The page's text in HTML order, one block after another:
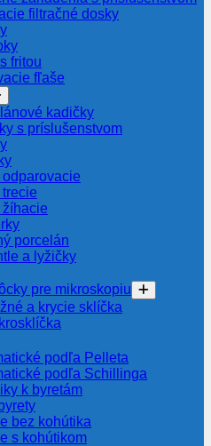
filtračné dosky
fritou
fľaše
kadičky
s príslušenstvom
odparovacie
trecie
žíhacie
porcelán
a lyžičky
pre mikroskopiu
a krycie sklíčka
podľa Pelleta
podľa Schillinga
k byretám
bez kohútika
s kohútikom